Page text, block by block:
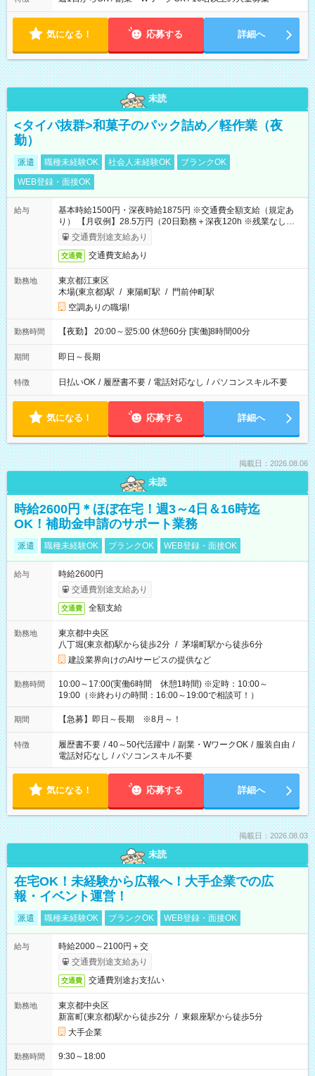
気になる！ 応募する 詳細へ
未読
<タイパ抜群>和菓子のパック詰め／軽作業（夜
勤）
派遣 職種未経験OK 社会人未経験OK
ブランクOK
WEB登録・面接OK
給与
基本時給1500円・深夜時給1875円 ※交通費全額支給（規定あ
り） 【月収例】28.5万円（20日勤務＋深夜120h ※残業なしの場
合）交通費別途支給あり
交通費 交通費支給あり
勤務地
東京都江東区
木場(東京都)駅 / 東陽町駅 / 門前仲町駅
空調ありの職場!
勤務時間 【夜勤】 20:00～翌5:00 休憩60分 [実働]8時間00分
期間 即日～長期
特徴 日払いOK / 履歴書不要 / 電話対応なし / パソコンスキル不要
気になる！ 応募する 詳細へ
掲載日：2026.08.06
未読
時給2600円＊ほぼ在宅！週3～4日＆16時迄
OK！補助金申請のサポート業務
派遣 職種未経験OK ブランクOK WEB登録・面接OK
給与
時給2600円
交通費別途支給あり
交通費 全額支給
勤務地
東京都中央区
八丁堀(東京都)駅から徒歩2分 / 茅場町駅から徒歩6分
建設業界向けのAIサービスの提供など
勤務時間
10:00～17:00(実働6時間 休憩1時間) ※定時：10:00～
19:00（※終わりの時間：16:00～19:00で相談可！）
期間 【急募】即日～長期 ※8月～！
特徴 履歴書不要 / 40～50代活躍中 / 副業・WワークOK / 服装自由 /
電話対応なし / パソコンスキル不要
気になる！ 応募する 詳細へ
掲載日：2026.08.03
未読
在宅OK！未経験から広報へ！大手企業での広
報・イベント運営！
派遣 職種未経験OK ブランクOK WEB登録・面接OK
給与
時給2000～2100円＋交
交通費別途支給あり
交通費 交通費別途お支払い
勤務地
東京都中央区
新富町(東京都)駅から徒歩2分 / 東銀座駅から徒歩5分
大手企業
勤務時間 9:30～18:00